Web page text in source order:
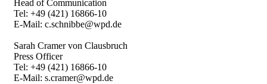
Head of Communication
Tel: +49 (421) 16866-10
E-Mail: c.schnibbe@wpd.de
Sarah Cramer von Clausbruch
Press Officer
Tel: +49 (421) 16866-10
E-Mail: s.cramer@wpd.de